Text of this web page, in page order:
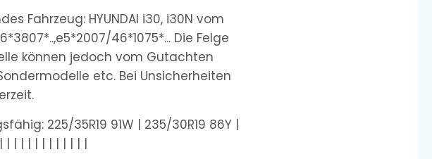
Fahrzeug: HYUNDAI i30, i30N vom
46*1075*... Die Felge
können jedoch vom Gutachten
etc. Bei Unsicherheiten
225/35R19 91W | 235/30R19 86Y |
| | | | | | | | | | | |